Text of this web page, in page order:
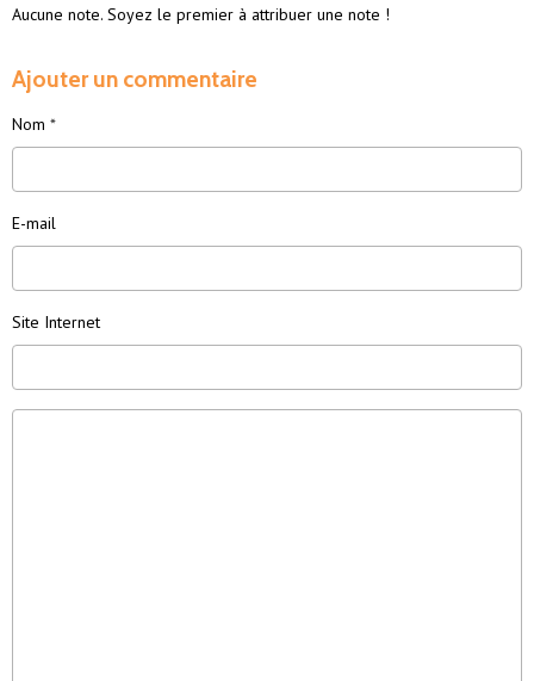
Aucune note. Soyez le premier à attribuer une note !
Ajouter un commentaire
Nom
E-mail
Site Internet